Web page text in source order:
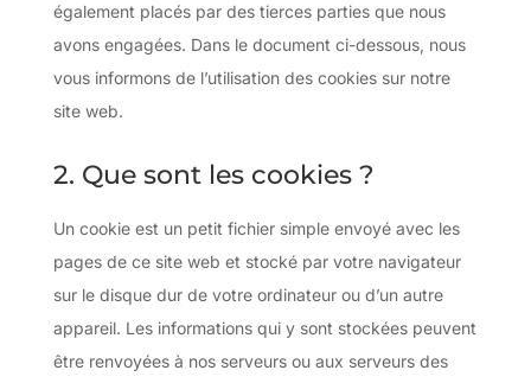
également placés par des tierces parties que nous
avons engagées. Dans le document ci-dessous, nous
vous informons de l’utilisation des cookies sur notre
site web.
2. Que sont les cookies ?
Un cookie est un petit fichier simple envoyé avec les
pages de ce site web et stocké par votre navigateur
sur le disque dur de votre ordinateur ou d’un autre
appareil. Les informations qui y sont stockées peuvent
être renvoyées à nos serveurs ou aux serveurs des